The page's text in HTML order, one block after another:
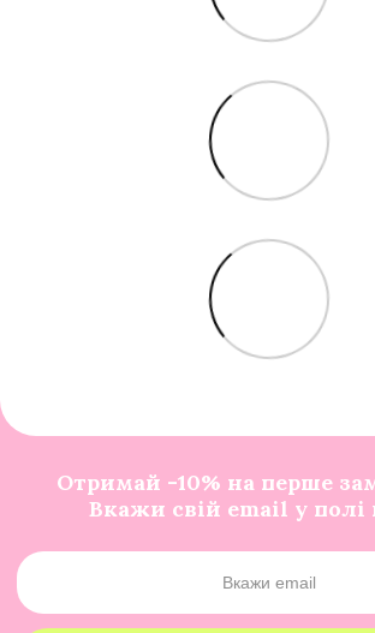
Отримай -10% на перше
Вкажи свій email у